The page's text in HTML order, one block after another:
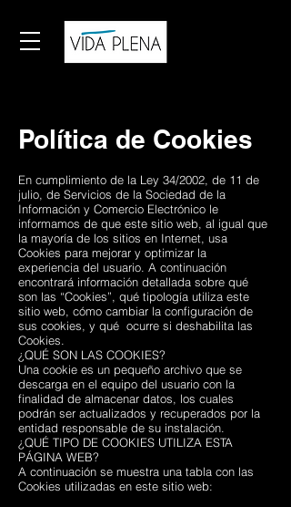
Política de Cookies
En cumplimiento de la Ley 34/2002, de 11 de
julio, de Servicios de la Sociedad de la
Información y Comercio Electrónico le
informamos de que este sitio web, al igual que
la mayoría de los sitios en Internet, usa
Cookies para mejorar y optimizar la
experiencia del usuario. A continuación
encontrará información detallada sobre qué
son las “Cookies”, qué tipología utiliza este
sitio web, cómo cambiar la configuración de
sus cookies, y qué ocurre si deshabilita las
Cookies.
¿QUÉ SON LAS COOKIES?
Una cookie es un pequeño archivo que se
descarga en el equipo del usuario con la
finalidad de almacenar datos, los cuales
podrán ser actualizados y recuperados por la
entidad responsable de su instalación.
¿QUÉ TIPO DE COOKIES UTILIZA ESTA
PÁGINA WEB?
A continuación se muestra una tabla con las
Cookies utilizadas en este sitio web: